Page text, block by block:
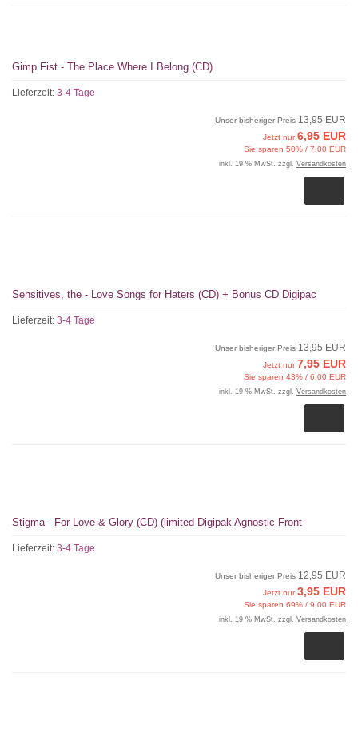
Gimp Fist - The Place Where I Belong (CD)
Lieferzeit: 3-4 Tage
Unser bisheriger Preis 13,95 EUR
Jetzt nur6,95 EUR
Sie sparen 50% / 7,00 EUR
inkl. 19 % MwSt. zzgl. Versandkosten
Sensitives, the - Love Songs for Haters (CD) + Bonus CD Digipac
Lieferzeit: 3-4 Tage
Unser bisheriger Preis 13,95 EUR
Jetzt nur7,95 EUR
Sie sparen 43% / 6,00 EUR
inkl. 19 % MwSt. zzgl. Versandkosten
Stigma - For Love & Glory (CD) (limited Digipak Agnostic Front
Lieferzeit: 3-4 Tage
Unser bisheriger Preis 12,95 EUR
Jetzt nur3,95 EUR
Sie sparen 69% / 9,00 EUR
inkl. 19 % MwSt. zzgl. Versandkosten